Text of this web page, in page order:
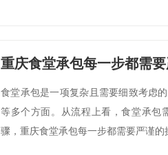
重庆食堂承包每一步都需
食堂承包是一项复杂且需要细致考虑
等多个方面。从流程上看，食堂承包
骤，重庆食堂承包每一步都需要严谨的